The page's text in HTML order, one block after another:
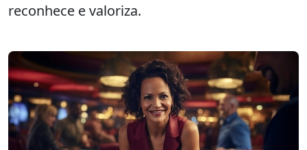
reconhece e valoriza.